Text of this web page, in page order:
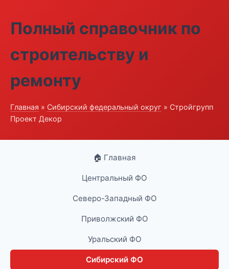
Полный справочник по
строительству и
ремонту
Главная » Сибирский федеральный округ » Стройгрупп
Проект Декор
🏠 Главная
Центральный ФО
Северо-Западный ФО
Приволжский ФО
Уральский ФО
Сибирский ФО